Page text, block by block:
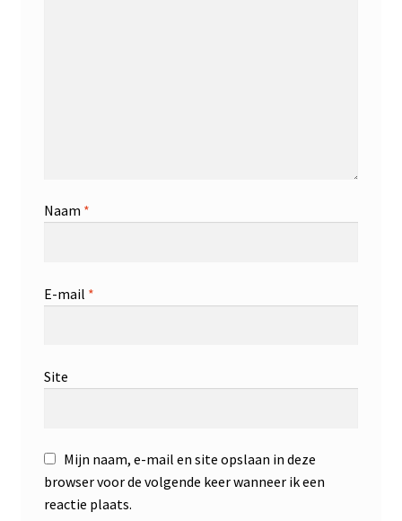
Naam *
E-mail *
Site
Mijn naam, e-mail en site opslaan in deze
browser voor de volgende keer wanneer ik een
reactie plaats.